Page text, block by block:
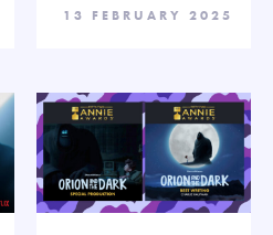
13 FEBRUARY 2025